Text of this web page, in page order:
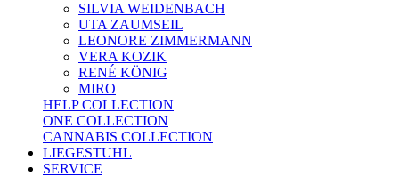
SILVIA WEIDENBACH
UTA ZAUMSEIL
LEONORE ZIMMERMANN
VERA KOZIK
RENÉ KÖNIG
MIRO
HELP COLLECTION
ONE COLLECTION
CANNABIS COLLECTION
LIEGESTUHL
SERVICE